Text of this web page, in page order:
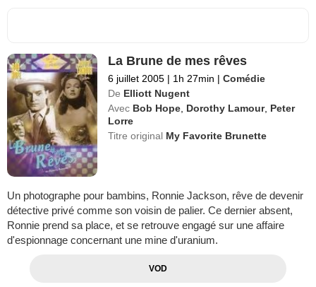
La Brune de mes rêves
6 juillet 2005 | 1h 27min | Comédie
De Elliott Nugent
Avec Bob Hope Dorothy Lamour, Peter
Lorre
Titre original My Favorite Brunette
Un photographe pour bambins, Ronnie Jackson, rêve de devenir
détective privé comme son voisin de palier. Ce dernier absent,
Ronnie prend sa place, et se retrouve engagé sur une affaire
d'espionnage concernant une mine d'uranium.
VOD